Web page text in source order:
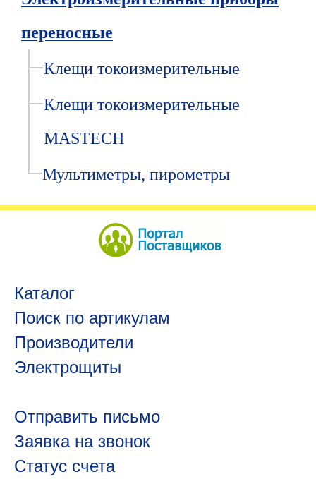
переносные
Клещи токоизмерительные
Клещи токоизмерительные
MASTECH
Мультиметры, пирометры
Каталог
Поиск по артикулам
Производители
Электрощиты
Отправить письмо
Заявка на звонок
Статус счета